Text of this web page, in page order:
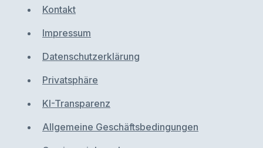
Kontakt
Impressum
Datenschutzerklärung
Privatsphäre
KI-Transparenz
Allgemeine Geschäftsbedingungen